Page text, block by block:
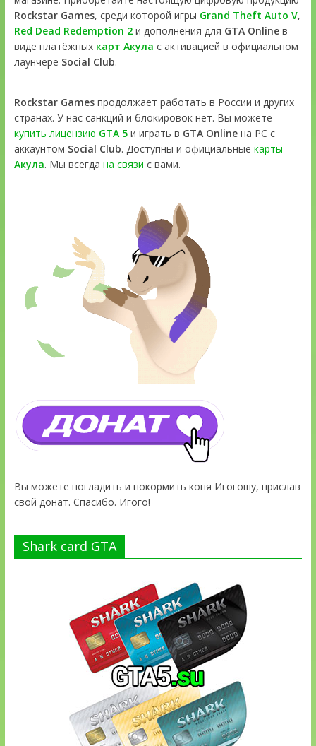
Rockstar Games, среди которой игры Grand Theft Auto V,
Red Dead Redemption 2и дополнения для GTA Onlineв
виде платёжных карт Акула с активацией в официальном
лаунчере Social Club.
Rockstar Gamesпродолжает работать в России и других
странах. У нас санкций и блокировок нет. Вы можете
купить лицензию GTA 5и играть в GTA Onlineна PC с
аккаунтом Social Club. Доступны и официальные карты
Акула. Мы всегда на связи с вами.
Вы можете погладить и покормить коня Игогошу, прислав
свой донат. Спасибо. Игого!
Shark card GTA